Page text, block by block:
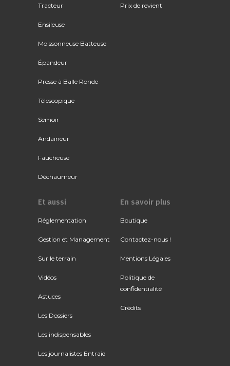
Tracteur
Ensileuse
Moissonneuse Batteuse
Épandeur
Presse à Balle Ronde
Télescopique
Semoir
Andaineur
Faucheuse
Déchaumeur
Prix de revient
Et aussi
Réglementation
Gestion et Management
Sur le terrain
Vidéos
Astuces
Les Dossiers
Les indispensables
Les journalistes Entraid
En savoir plus
Boutique
Contactez-nous !
Mentions Légales
Politique de
confidentialité
Crédits